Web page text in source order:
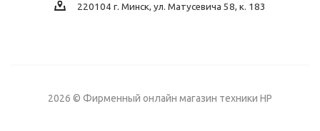
220104 г. Минск, ул. Матусевича 58, к. 183
2026 © Фирменный онлайн магазин техники HP